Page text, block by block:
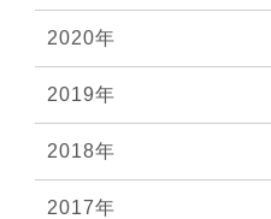
2020年
2019年
2018年
2017年